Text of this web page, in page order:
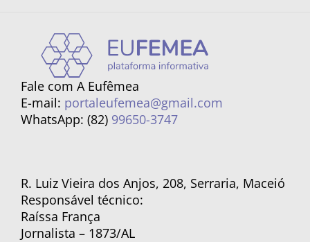
Fale com A Eufêmea
E-mail: portaleufemea@gmail.com
WhatsApp: (82) 99650-3747
R. Luiz Vieira dos Anjos, 208, Serraria, Maceió
Responsável técnico:
Raíssa França
Jornalista – 1873/AL